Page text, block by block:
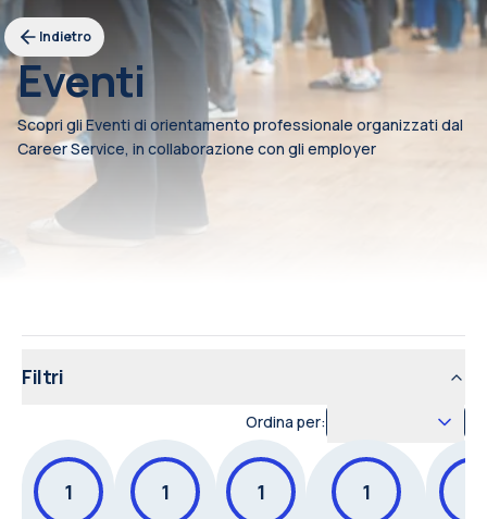
Indietro
Eventi
Scopri gli Eventi di orientamento professionale organizzati dal
Career Service, in collaborazione con gli employer
Filtri
Ordina per:
1 1 1 1